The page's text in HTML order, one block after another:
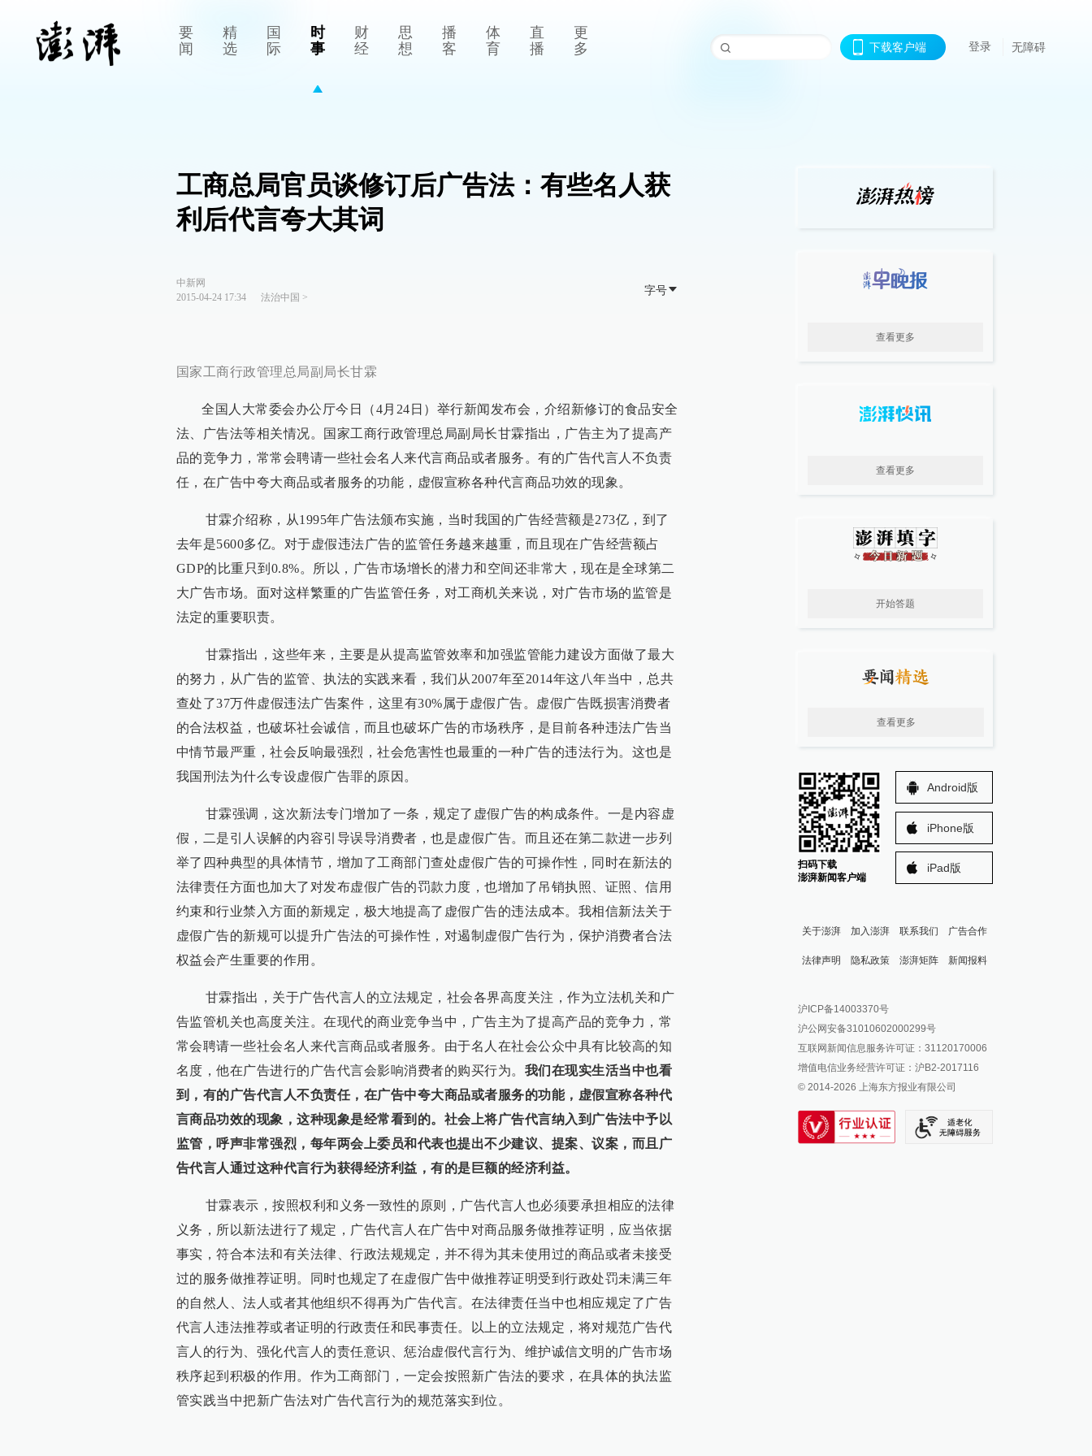
要
闻
精
选
国
际
时
事
财
经
思
想
播
客
体
育
直
播
更
多
下载客户端 登录 无障碍
工商总局官员谈修订后广告法：有些名人获
利后代言夸大其词
中新网
2015-04-24 17:34
法治中国 >
字号
国家工商行政管理总局副局长甘霖
全国人大常委会办公厅今日（4月24日）举行新闻发布会，介绍新修订的食品安全
法、广告法等相关情况。国家工商行政管理总局副局长甘霖指出，广告主为了提高产
品的竞争力，常常会聘请一些社会名人来代言商品或者服务。有的广告代言人不负责
任，在广告中夸大商品或者服务的功能，虚假宣称各种代言商品功效的现象。
甘霖介绍称，从1995年广告法颁布实施，当时我国的广告经营额是273亿，到了
去年是5600多亿。对于虚假违法广告的监管任务越来越重，而且现在广告经营额占
GDP的比重只到0.8%。所以，广告市场增长的潜力和空间还非常大，现在是全球第二
大广告市场。面对这样繁重的广告监管任务，对工商机关来说，对广告市场的监管是
法定的重要职责。
甘霖指出，这些年来，主要是从提高监管效率和加强监管能力建设方面做了最大
的努力，从广告的监管、执法的实践来看，我们从2007年至2014年这八年当中，总共
查处了37万件虚假违法广告案件，这里有30%属于虚假广告。虚假广告既损害消费者
的合法权益，也破坏社会诚信，而且也破坏广告的市场秩序，是目前各种违法广告当
中情节最严重，社会反响最强烈，社会危害性也最重的一种广告的违法行为。这也是
我国刑法为什么专设虚假广告罪的原因。
甘霖强调，这次新法专门增加了一条，规定了虚假广告的构成条件。一是内容虚
假，二是引人误解的内容引导误导消费者，也是虚假广告。而且还在第二款进一步列
举了四种典型的具体情节，增加了工商部门查处虚假广告的可操作性，同时在新法的
法律责任方面也加大了对发布虚假广告的罚款力度，也增加了吊销执照、证照、信用
约束和行业禁入方面的新规定，极大地提高了虚假广告的违法成本。我相信新法关于
虚假广告的新规可以提升广告法的可操作性，对遏制虚假广告行为，保护消费者合法
权益会产生重要的作用。
甘霖指出，关于广告代言人的立法规定，社会各界高度关注，作为立法机关和广
告监管机关也高度关注。在现代的商业竞争当中，广告主为了提高产品的竞争力，常
常会聘请一些社会名人来代言商品或者服务。由于名人在社会公众中具有比较高的知
名度，他在广告进行的广告代言会影响消费者的购买行为。 我们在现实生活当中也看
到，有的广告代言人不负责任，在广告中夸大商品或者服务的功能，虚假宣称各种代
言商品功效的现象，这种现象是经常看到的。社会上将广告代言纳入到广告法中予以
监管，呼声非常强烈， 每年两会上委员和代表也提出不少建议、提案、议案，而且广
告代言人通过这种代言行为获得经济利益，有的是巨额的经济利益。
甘霖表示，按照权利和义务一致性的原则，广告代言人也必须要承担相应的法律
义务，所以新法进行了规定，广告代言人在广告中对商品服务做推荐证明，应当依据
事实，符合本法和有关法律、行政法规规定，并不得为其未使用过的商品或者未接受
过的服务做推荐证明。同时也规定了在虚假广告中做推荐证明受到行政处罚未满三年
的自然人、法人或者其他组织不得再为广告代言。在法律责任当中也相应规定了广告
代言人违法推荐或者证明的行政责任和民事责任。以上的立法规定，将对规范广告代
言人的行为、强化代言人的责任意识、惩治虚假代言行为、维护诚信文明的广告市场
秩序起到积极的作用。作为工商部门，一定会按照新广告法的要求，在具体的执法监
管实践当中把新广告法对广告代言行为的规范落实到位。
查看更多
查看更多
开始答题
查看更多
扫码下载
澎湃新闻客户端
Android版
iPhone版
iPad版
关于澎湃 加入澎湃 联系我们 广告合作
法律声明 隐私政策 澎湃矩阵
澎湃新闻公众号
澎湃新闻抖音号
派生万物开放平台
IP SHANGHAI
SIXTH TONE
新闻报料
报料邮箱: news@thepaper.cn
沪ICP备14003370号
沪公网安备31010602000299号
互联网新闻信息服务许可证：31120170006
增值电信业务经营许可证：沪B2-2017116
© 2014-2026 上海东方报业有限公司